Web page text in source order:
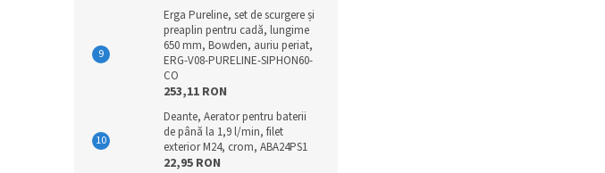
Erga Pureline, set de scurgere și
preaplin pentru cadă, lungime
650 mm, Bowden, auriu periat,
ERG-V08-PURELINE-SIPHON60-
CO
253,11 RON
Deante, Aerator pentru baterii
de până la 1,9 l/min, filet
exterior M24, crom, ABA24PS1
22,95 RON